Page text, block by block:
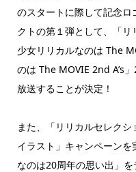
のスタートに際して記念
クトの第１弾として、「
少女リリカルなのは The
のは The MOVIE 2nd A’s
放送することが決定！
また、「リリカルセレク
イラスト」キャンペーン
なのは20周年の思い出」